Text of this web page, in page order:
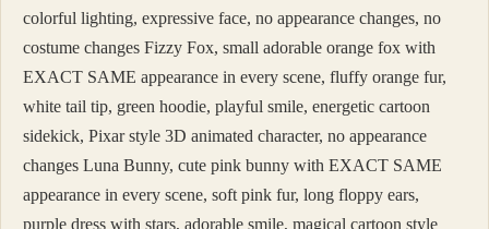
colorful lighting, expressive face, no appearance changes, no
costume changes Fizzy Fox, small adorable orange fox with
EXACT SAME appearance in every scene, fluffy orange fur,
white tail tip, green hoodie, playful smile, energetic cartoon
sidekick, Pixar style 3D animated character, no appearance
changes Luna Bunny, cute pink bunny with EXACT SAME
appearance in every scene, soft pink fur, long floppy ears,
purple dress with stars, adorable smile, magical cartoon style